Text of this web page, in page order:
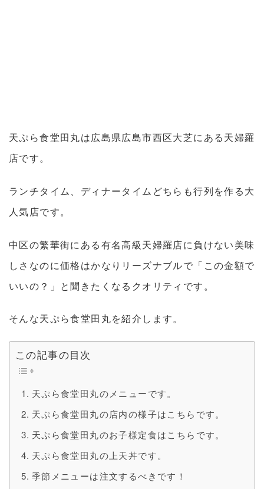
天ぷら食堂田丸は広島県広島市西区大芝にある天婦羅
店です。
ランチタイム、ディナータイムどちらも行列を作る大
人気店です。
中区の繁華街にある有名高級天婦羅店に負けない美味
しさなのに価格はかなりリーズナブルで「この金額で
いいの？」と聞きたくなるクオリティです。
そんな天ぷら食堂田丸を紹介します。
この記事の目次
天ぷら食堂田丸のメニューです。
天ぷら食堂田丸の店内の様子はこちらです。
天ぷら食堂田丸のお子様定食はこちらです。
天ぷら食堂田丸の上天丼です。
季節メニューは注文するべきです！